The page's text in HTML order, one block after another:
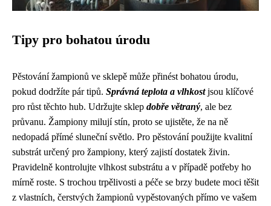
Tipy pro bohatou úrodu
Pěstování žampionů ve sklepě může přinést bohatou úrodu,
pokud dodržíte pár tipů. Správná teplota a vlhkostjsou klíčové
pro růst těchto hub. Udržujte sklep dobře větraný, ale bez
průvanu. Žampiony milují stín, proto se ujistěte, že na ně
nedopadá přímé sluneční světlo. Pro pěstování použijte kvalitní
substrát určený pro žampiony, který zajistí dostatek živin.
Pravidelně kontrolujte vlhkost substrátu a v případě potřeby ho
mírně roste. S trochou trpělivosti a péče se brzy budete moci těšit
z vlastních, čerstvých žampionů vypěstovaných přímo ve vašem